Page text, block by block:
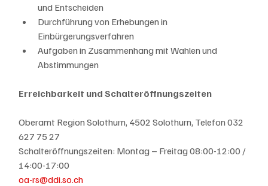
und Entscheiden
Durchführung von Erhebungen in
Einbürgerungsverfahren
Aufgaben in Zusammenhang mit Wahlen und
Abstimmungen
Erreichbarkeit und Schalteröffnungszeiten
Oberamt Region Solothurn, 4502 Solothurn, Telefon 032
627 75 27
Schalteröffnungszeiten: Montag – Freitag 08:00-12:00 /
14:00-17:00
oa-rs@ddi.so.ch